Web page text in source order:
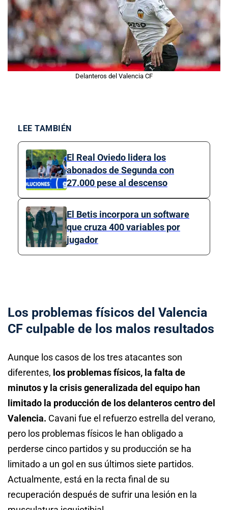
Delanteros del Valencia CF
LEE TAMBIÉN
El Real Oviedo lidera los
abonados de Segunda con
27.000 pese al descenso
El Betis incorpora un software
que cruza 400 variables por
jugador
Los problemas físicos del Valencia
CF culpable de los malos resultados
Aunque los casos de los tres atacantes son
diferentes, los problemas físicos, la falta de
minutos y la crisis generalizada del equipo han
limitado la producción de los delanteros centro del
Valencia. Cavani fue el refuerzo estrella del verano,
pero los problemas físicos le han obligado a
perderse cinco partidos y su producción se ha
limitado a un gol en sus últimos siete partidos.
Actualmente, está en la recta final de su
recuperación después de sufrir una lesión en la